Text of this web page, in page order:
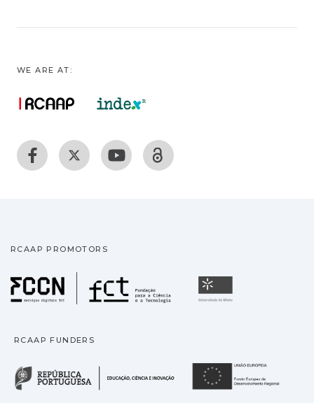
WE ARE AT:
RCAAP PROMOTORS
Fundação para a
RCAAP FUNDERS
República Portuguesa